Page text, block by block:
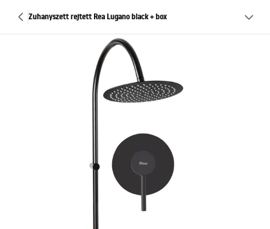
Zuhanyszett rejtett Rea Lugano black + box